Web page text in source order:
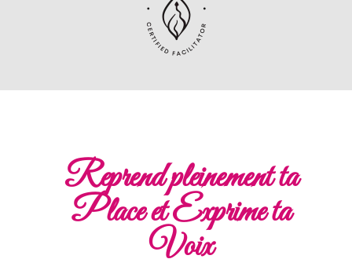
Reprend pleinement ta
Place et Exprime ta
Voix